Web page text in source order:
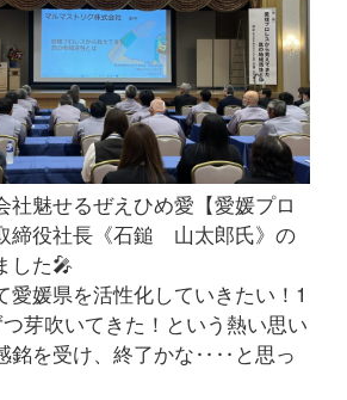
社魅せるぜえひめ愛【愛媛プロ
締役社長《石鎚 山太郎氏》の
した🎤
愛媛県を活性化していきたい！1
芽吹いてきた！という熱い思い
銘を受け、終了かな‥‥と思っ